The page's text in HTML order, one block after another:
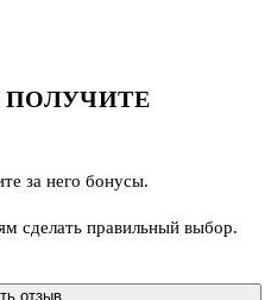
ПОЛУЧИТЕ
за него бонусы.
сделать правильный выбор.
отзыв